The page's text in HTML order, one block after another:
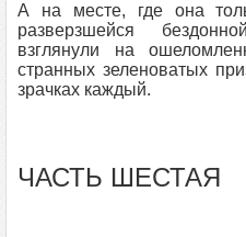
А на месте, где она
разверзшейся
взглянули на
странных зеленоватых
зрачках каждый.
ЧАСТЬ ШЕСТАЯ